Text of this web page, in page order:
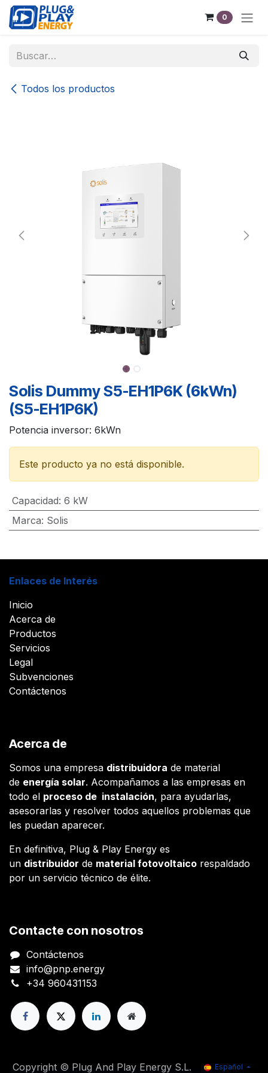
Ir al contenido
0
Todos los productos
Solis Dummy S5-EH1P6K (6kWn)
(S5-EH1P6K)
Potencia inversor: 6kWn
Este producto ya no está disponible.
Capacidad: 6 kW
Marca: Solis
Enlaces de Interés
Inicio
Acerca de
Productos
Servicios
Legal
Subvenciones
Contáctenos
Acerca de
Somos una empresa distribuidora de material
de energía solar. Acompañamos a las empresas en
todo el proceso de instalación, para ayudarlas,
asesorarlas y resolver todos aquellos problemas que
les puedan aparecer.
En definitiva, Plug & Play Energy es
un distribuidor de material fotovoltaico respaldado
por un servicio técnico de élite.
Contacte con nosotros
Contáctenos
info@pnp.energy
+34 960431153
Copyright © Plug And Play Energy S.L. Español